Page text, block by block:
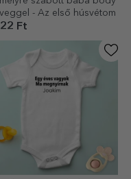
- Az első húsvétom
Ft